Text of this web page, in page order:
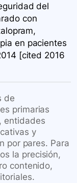
del
con
en pacientes
[cited 2016
de
primarias
entidades
y
por pares. Para
la precisión,
contenido,